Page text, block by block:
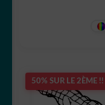
50% SUR LE 2ÈME !!